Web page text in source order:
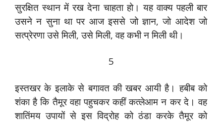
सुरक्षित स्‍थान में रख देना चाहता हो। यह वाक्‍य पहली बार
उसने न सुना था पर आज इससे जो ज्ञान, जो आदेश जो
सत्‍प्रेरणा उसे मिली, उसे मिली, वह कभी न मिली थी।
5
इस्‍तखर के इलाके से बगावत की खबर आयी है। हबीब को
शंका है कि तैमूर वहा पहुचकर कहीं कत्‍लेआम न कर दे। वह
शातिंमय उपायों से इस विद्रोह को ठंडा करके तैमूर को